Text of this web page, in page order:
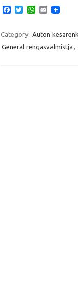
e
o
T
t
t
e
W
t
A
E
i
Category: Auton
General rengasvalmistja ,